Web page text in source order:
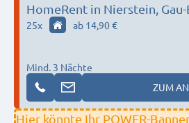
HomeRent in Nierstein,
Biebelnheim & Umgebung
25x ab 14,90 €
Mind. 3 Nächte
ZUM
Hier könnte Ihr POWER-